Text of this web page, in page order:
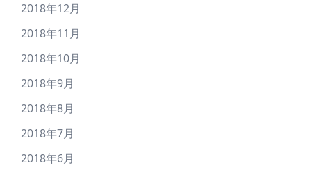
2018年12月
2018年11月
2018年10月
2018年9月
2018年8月
2018年7月
2018年6月